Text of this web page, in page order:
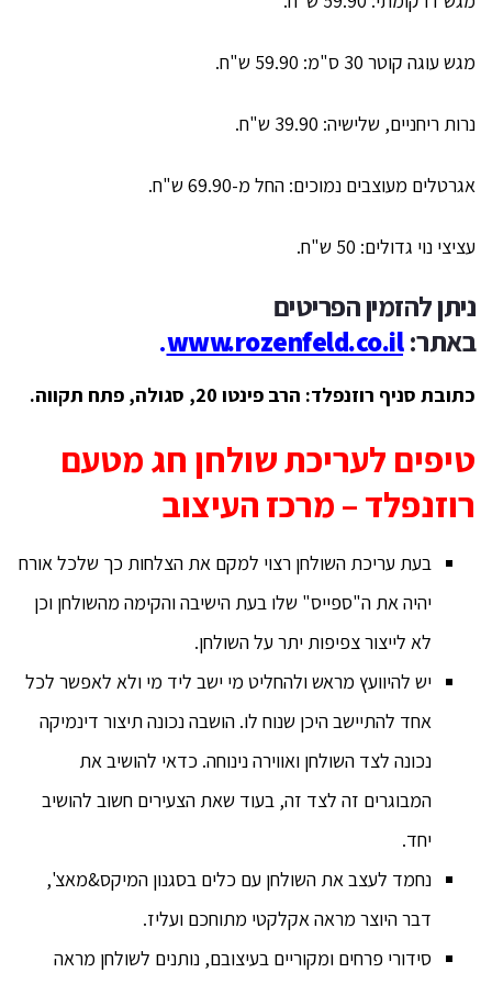
מגש עוגה קוטר 30 ס"מ: 59.90 ש"ח.
נרות ריחניים, שלישיה: 39.90 ש"ח.
אגרטלים מעוצבים נמוכים: החל מ-69.90 ש"ח.
עציצי נוי גדולים: 50 ש"ח.
ניתן להזמין הפריטים
באתר:www.rozenfeld.co.il
.
כתובת סניף רוזנפלד: הרב פינטו 20, סגולה, פתח תקווה.
טיפים לעריכת שולחן חג מטעם
רוזנפלד – מרכז העיצוב
בעת עריכת השולחן רצוי למקם את הצלחות כך שלכל אורח
יהיה את ה"ספייס" שלו בעת הישיבה והקימה מהשולחן וכן
לא לייצור צפיפות יתר על השולחן.
יש להיוועץ מראש ולהחליט מי ישב ליד מי ולא לאפשר לכל
אחד להתיישב היכן שנוח לו. הושבה נכונה תיצור דינמיקה
נכונה לצד השולחן ואווירה נינוחה. כדאי להושיב את
המבוגרים זה לצד זה, בעוד שאת הצעירים חשוב להושיב
יחד.
נחמד לעצב את השולחן עם כלים בסגנון המיקס&מאצ',
דבר היוצר מראה אקלקטי מתוחכם ועליז.
סידורי פרחים ומקוריים בעיצובם, נותנים לשולחן מראה